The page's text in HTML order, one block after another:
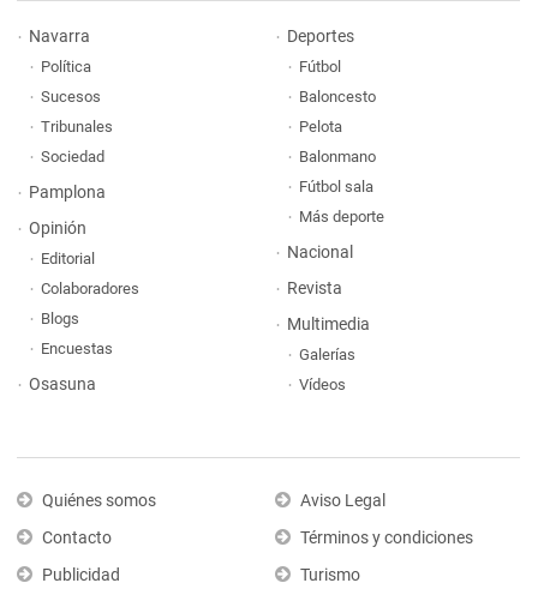
Navarra
Política
Sucesos
Tribunales
Sociedad
Pamplona
Opinión
Editorial
Colaboradores
Blogs
Encuestas
Osasuna
Deportes
Fútbol
Baloncesto
Pelota
Balonmano
Fútbol sala
Más deporte
Nacional
Revista
Multimedia
Galerías
Vídeos
Quiénes somos
Contacto
Publicidad
Aviso Legal
Términos y condiciones
Turismo